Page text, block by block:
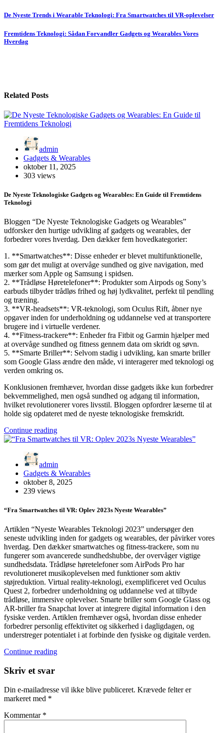
Indlægsnavigation
De Nyeste Trends i Wearable Teknologi: Fra Smartwatches til VR-oplevelser
Fremtidens Teknologi: Sådan Forvandler Gadgets og Wearables Vores
Hverdag
Related Posts
admin
Gadgets & Wearables
oktober 11, 2025
303 views
De Nyeste Teknologiske Gadgets og Wearables: En Guide til Fremtidens
Teknologi
Bloggen “De Nyeste Teknologiske Gadgets og Wearables”
udforsker den hurtige udvikling af gadgets og wearables, der
forbedrer vores hverdag. Den dækker fem hovedkategorier:
1. **Smartwatches**: Disse enheder er blevet multifunktionelle,
som gør det muligt at overvåge sundhed og give navigation, med
mærker som Apple og Samsung i spidsen.
2. **Trådløse Høretelefoner**: Produkter som Airpods og Sony’s
earbuds tilbyder trådløs frihed og høj lydkvalitet, perfekt til pendling
og træning.
3. **VR-headsets**: VR-teknologi, som Oculus Rift, åbner nye
opgaver inden for underholdning og uddannelse ved at transportere
brugere ind i virtuelle verdener.
4. **Fitness-trackere**: Enheder fra Fitbit og Garmin hjælper med
at overvåge sundhed og fitness gennem data om skridt og søvn.
5. **Smarte Briller**: Selvom stadig i udvikling, kan smarte briller
som Google Glass ændre den måde, vi interagerer med teknologi og
verden omkring os.
Konklusionen fremhæver, hvordan disse gadgets ikke kun forbedrer
bekvemmelighed, men også sundhed og adgang til information,
hvilket revolutionerer vores livsstil. Bloggen opfordrer læserne til at
holde sig opdateret med de nyeste teknologiske fremskridt.
Continue reading
admin
Gadgets & Wearables
oktober 8, 2025
239 views
“Fra Smartwatches til VR: Oplev 2023s Nyeste Wearables”
Artiklen “Nyeste Wearables Teknologi 2023” undersøger den
seneste udvikling inden for gadgets og wearables, der påvirker vores
hverdag. Den dækker smartwatches og fitness-trackere, som nu
fungerer som avancerede sundhedshubbe, der overvåger vigtige
sundhedsdata. Trådløse høretelefoner som AirPods Pro har
revolutioneret musikoplevelsen med funktioner som aktiv
støjreduktion. Virtual reality-teknologi, exemplificeret ved Oculus
Quest 2, forbedrer underholdning og uddannelse ved at tilbyde
trådløse, immersive oplevelser. Smarte briller som Google Glass og
AR-briller fra Snapchat lover at integrere digital information i den
fysiske verden. Artiklen fremhæver også, hvordan disse enheder
forbedrer personlig effektivitet og sikkerhed i dagligdagen, og
understreger potentialet i at forbinde den fysiske og digitale verden.
Continue reading
Skriv et svar
Din e-mailadresse vil ikke blive publiceret. Krævede felter er
markeret med *
Kommentar *